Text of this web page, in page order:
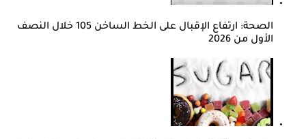
الصحة: ارتفاع الإقبال على الخط الساخن 105 خلال النصف
الأول من 2026